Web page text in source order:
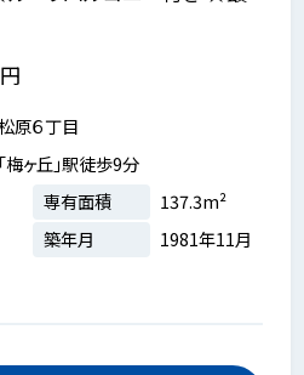
原６丁目
梅ヶ丘」駅徒歩9分
専有面積
137.3m²
築年月 1981年11月